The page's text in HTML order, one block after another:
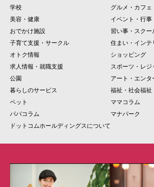
学校
グルメ・カフェ
美容・健康
イベント・行事
おでかけ施設
習い事・スクー
子育て支援・サークル
住まい・インテ
オトク情報
ショッピング
求人情報・就職支援
スポーツ・レジ
公園
アート・エンタ
暮らしのサービス
福祉・社会福祉
ペット
ママコラム
パパコラム
マナパーク
ドットコムホールディングスについて